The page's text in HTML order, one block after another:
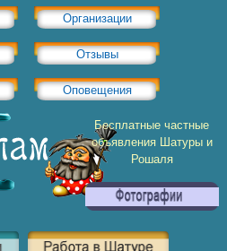
Организации
Отзывы
Оповещения
Бесплатные частные
объявления Шатуры и
Рошаля